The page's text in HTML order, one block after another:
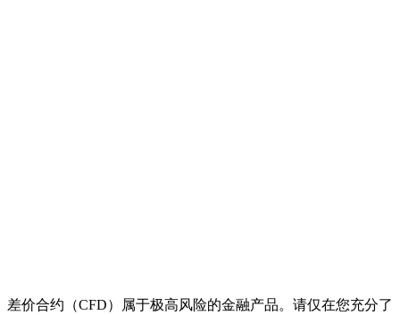
差价合约（CFD）属于极高风险的金融产品。请仅在您充分了